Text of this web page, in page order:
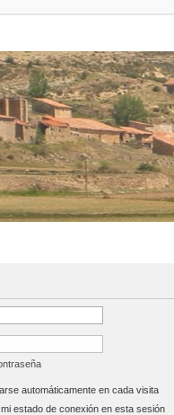
automáticamente en cada visita
estado de conexión en esta sesión